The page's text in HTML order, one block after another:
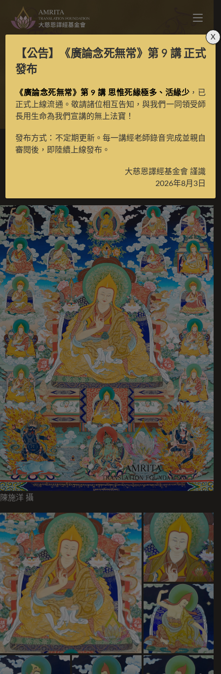
歷代妙音笑大師彩唐
> 典藏館 > 典藏唐卡
歷代妙音笑大師彩唐
陳施洋 攝
【公告】 《廣論念死無常》第 9 講正式
發布
《廣論念死無常》第 9 講 思惟死緣極多、活緣少 ，已
正式上線流通。敬請諸位相互告知，與我們一同領受師
長用生命為我們宣講的無上法寶！
發布方式：不定期更新。每一講經老師錄音完成並親自
審閱後，即陸續上線發布。
大慈恩譯經基金會 謹識
2026年8月3日
X